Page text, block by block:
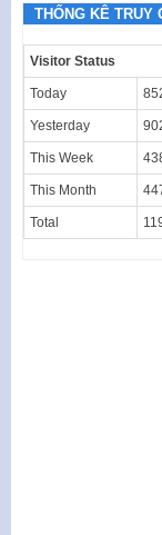
THỐNG KÊ TRUY
Visitor Status
Today
Yesterday
This Week
This Month
Total